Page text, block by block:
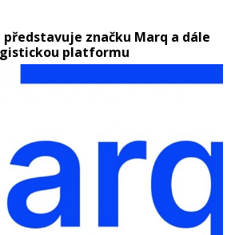
příliš nemluvilo – kybernetická bezpečnost.
stejně jako jiná chytrá zařízení součástí
tudíž mohou být náchylné k útokům.
značku Marq a dále
platformu